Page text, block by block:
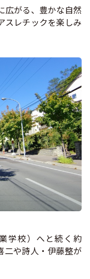
広がる、豊かな自然
スレチックを楽しみ
学校）へと続く約
二や詩人・伊藤整が